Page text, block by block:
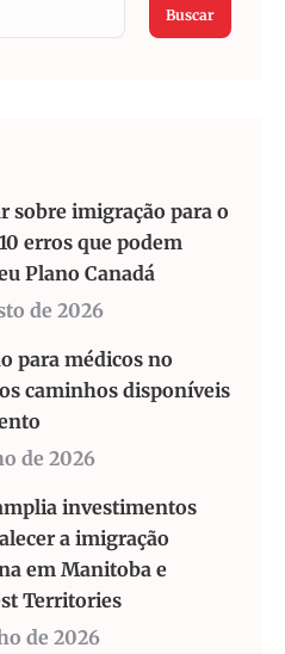
Buscar
sobre imigração para o
erros que podem
Plano Canadá
de 2026
para médicos no
caminhos disponíveis
de 2026
investimentos
a imigração
em Manitoba e
Territories
de 2026